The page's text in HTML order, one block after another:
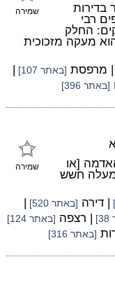
שמירה
בדירות
רבי
החלק
מעקה מזכוכית
| מרפסת [באתר 107]
|
[באתר 396]
שמירה
[או
חשש
| דירה [באתר 520]
|
| רצפה [באתר 124]
[באתר 316]